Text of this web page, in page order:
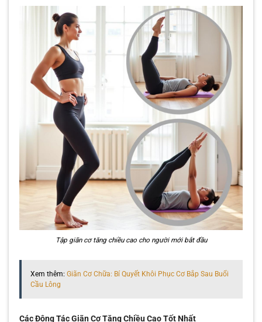
Tập giãn cơ tăng chiều cao cho người mới bắt đầu
Xem thêm: Giãn Cơ Chữa: Bí Quyết Khôi Phục Cơ Bắp Sau Buổi
Cầu Lông
Các Động Tác Giãn Cơ Tăng Chiều Cao Tốt Nhất